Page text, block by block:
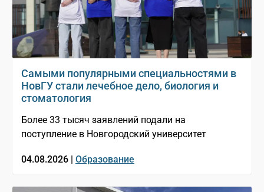
Самыми популярными специальностями в
НовГУ стали лечебное дело, биология и
стоматология
Более 33 тысяч заявлений подали на
поступление в Новгородский университет
04.08.2026 | Образование